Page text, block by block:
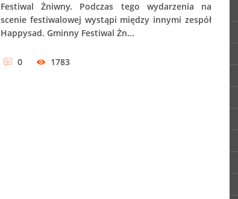
Festiwal Żniwny. Podczas tego wydarzenia na
scenie festiwalowej wystąpi między innymi zespół
Happysad. Gminny Festiwal Żn...
0 1783